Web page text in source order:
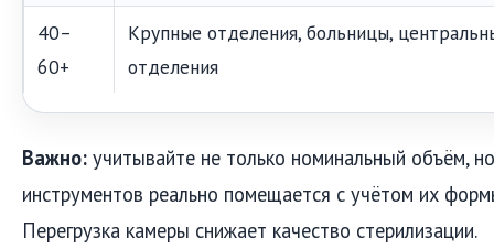
40–
60+
Крупные отделения, больницы,
отделения
Важно: учитывайте не только номинальный объём,
инструментов реально помещается с учётом их
Перегрузка камеры снижает качество стерилизации.